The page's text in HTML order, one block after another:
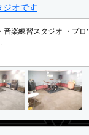
ジオです
音楽練習スタジオ ・プ